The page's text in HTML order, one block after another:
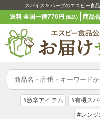
スパイス＆ハーブのエスビー食
送料 全国一律770円(税込) 商品
#激辛アイテム #有機スパ
#レンジ